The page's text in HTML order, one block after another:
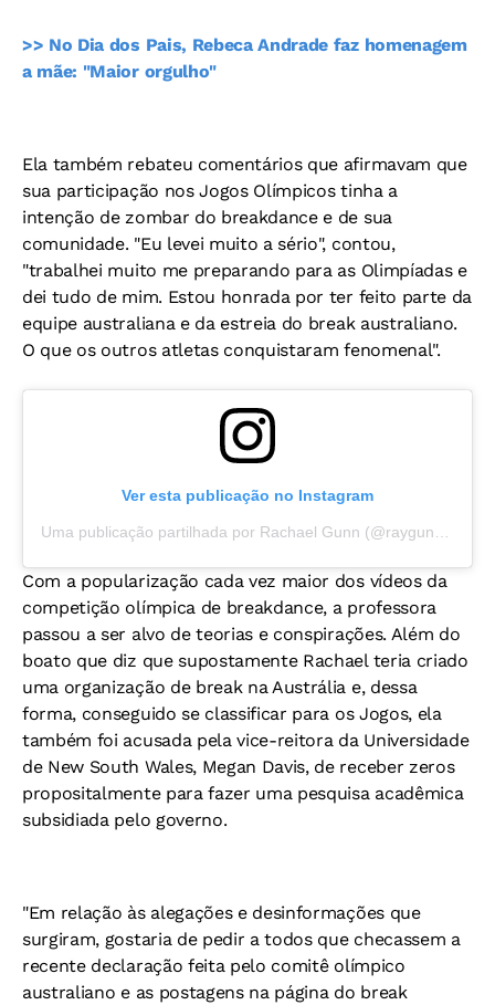
>> No Dia dos Pais, Rebeca Andrade faz homenagem
a mãe: "Maior orgulho"
Ela também rebateu comentários que afirmavam que
sua participação nos Jogos Olímpicos tinha a
intenção de zombar do breakdance e de sua
comunidade. "Eu levei muito a sério", contou,
"trabalhei muito me preparando para as Olimpíadas e
dei tudo de mim. Estou honrada por ter feito parte da
equipe australiana e da estreia do break australiano.
O que os outros atletas conquistaram fenomenal".
Ver esta publicação no Instagram
Com a popularização cada vez maior dos vídeos da
competição olímpica de breakdance, a professora
passou a ser alvo de teorias e conspirações. Além do
boato que diz que supostamente Rachael teria criado
uma organização de break na Austrália e, dessa
forma, conseguido se classificar para os Jogos, ela
também foi acusada pela vice-reitora da Universidade
de New South Wales, Megan Davis, de receber zeros
propositalmente para fazer uma pesquisa acadêmica
subsidiada pelo governo.
"Em relação às alegações e desinformações que
surgiram, gostaria de pedir a todos que checassem a
recente declaração feita pelo comitê olímpico
australiano e as postagens na página do break